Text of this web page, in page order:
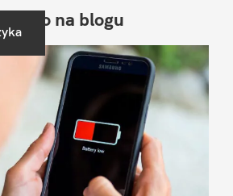
na blogu